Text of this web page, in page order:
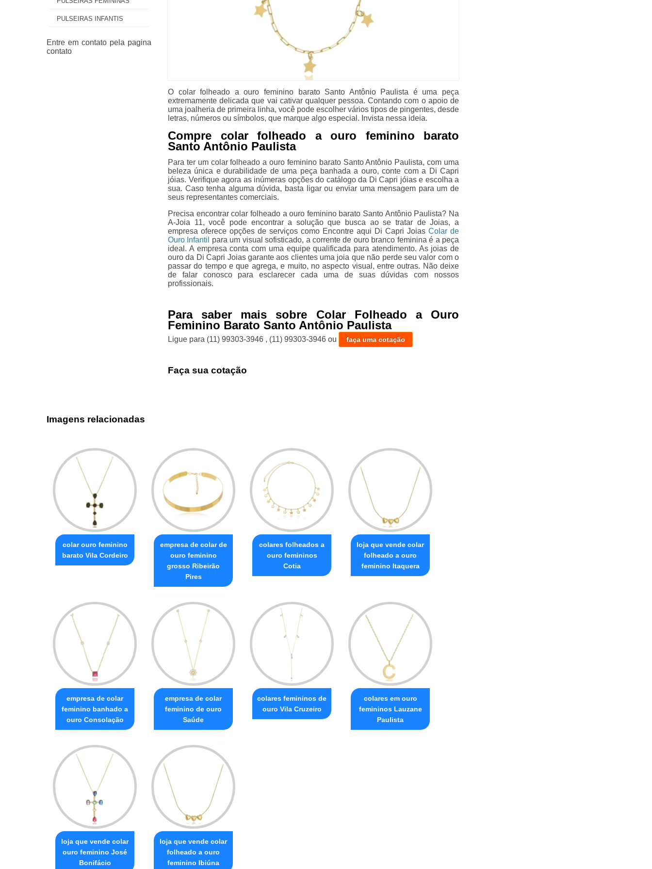
PULSEIRAS INFANTIS
O colar folheado a ouro feminino barato Santo Antônio Paulista é uma peça
extremamente delicada que vai cativar qualquer pessoa. Contando com o apoio de
uma joalheria de primeira linha, você pode escolher vários tipos de pingentes, desde
letras, números ou símbolos, que marque algo especial. Invista nessa ideia.
Compre colar folheado a ouro feminino barato
Santo Antônio Paulista
Para ter um colar folheado a ouro feminino barato Santo Antônio Paulista, com uma
beleza única e durabilidade de uma peça banhada a ouro, conte com a Di Capri
jóias. Verifique agora as inúmeras opções do catálogo da Di Capri jóias e escolha a
sua. Caso tenha alguma dúvida, basta ligar ou enviar uma mensagem para um de
seus representantes comerciais.
Precisa encontrar colar folheado a ouro feminino barato Santo Antônio Paulista? Na
A-Joia 11, você pode encontrar a solução que busca ao se tratar de Joias, a
empresa oferece opções de serviços como Encontre aqui Di Capri Joias Colar de
Ouro Infantil
para um visual sofisticado, a corrente de ouro branco feminina é a peça
ideal. A empresa conta com uma equipe qualificada para atendimento. As joias de
ouro da Di Capri Joias garante aos clientes uma joia que não perde seu valor com o
passar do tempo e que agrega, e muito, no aspecto visual, entre outras. Não deixe
de falar conosco para esclarecer cada uma de suas dúvidas com nossos
profissionais.
Para saber mais sobre Colar Folheado a Ouro
Feminino Barato Santo Antônio Paulista
Ligue para (11) 99303-3946 , (11) 99303-3946 ou faça uma cotação
Faça sua cotação
Imagens relacionadas
colar ouro feminino
barato Vila Cordeiro
empresa de colar de
ouro feminino
grosso Ribeirão
Pires
colares folheados a
ouro femininos
Cotia
loja que vende colar
folheado a ouro
feminino Itaquera
empresa de colar
feminino banhado a
ouro Consolação
empresa de colar
feminino de ouro
Saúde
colares femininos de
ouro Vila Cruzeiro
colares em ouro
femininos Lauzane
Paulista
loja que vende colar
ouro feminino José
Bonifácio
loja que vende colar
folheado a ouro
feminino Ibiúna